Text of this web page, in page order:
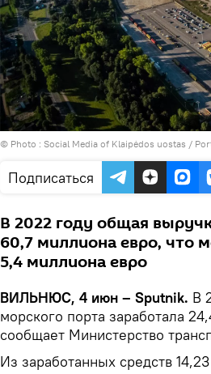
© Photo : Social Media of Klaipėdos uostas /
Подписаться
В 2022 году общая
60,7 миллиона евро, что
5,4 миллиона евро
ВИЛЬНЮС, 4 июн – Sputnik. В
морского порта заработала
сообщает Министерство
Из заработанных средств